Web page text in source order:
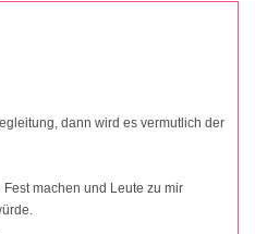
dann wird es vermutlich der
machen und Leute zu mir